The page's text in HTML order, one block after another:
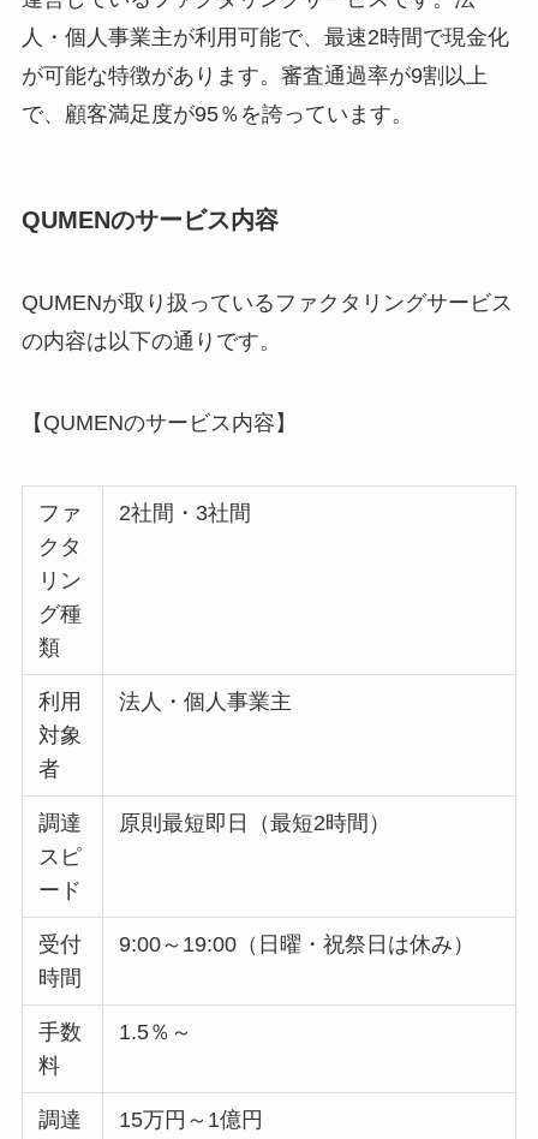
人・個人事業主が利用可能で、最速2時間で現金化
が可能な特徴があります。審査通過率が9割以上
で、顧客満足度が95％を誇っています。
QUMENのサービス内容
QUMENが取り扱っているファクタリングサービス
の内容は以下の通りです。
【QUMENのサービス内容】
ファ
クタ
リン
グ種
類
2社間・3社間
利用
対象
者
法人・個人事業主
調達
スピ
ード
原則最短即日（最短2時間）
受付
時間
9:00～19:00（日曜・祝祭日は休み）
手数
料
1.5％～
調達
15万円～1億円